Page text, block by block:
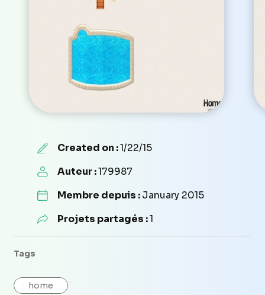
Created on :1/22/15
Auteur :179987
Membre depuis :January 2015
Projets partagés :1
Tags
home